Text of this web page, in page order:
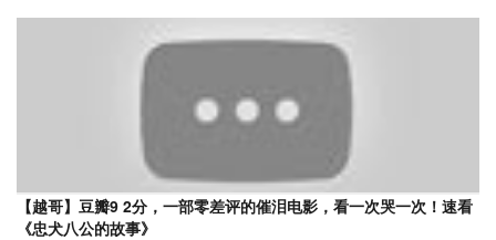
【越哥】豆瓣9 2分，一部零差评的催泪电影，看一次哭一次！速看
《忠犬八公的故事》